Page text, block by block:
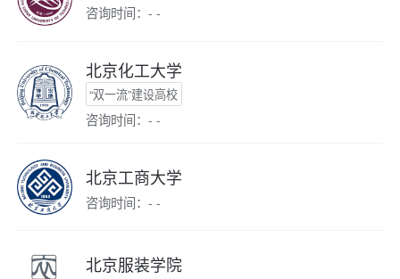
咨询时间：- -
北京化工大学
“双一流”建设高校
咨询时间：- -
北京工商大学
咨询时间：- -
北京服装学院